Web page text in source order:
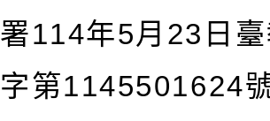
署114年5月23日
字第1145501624